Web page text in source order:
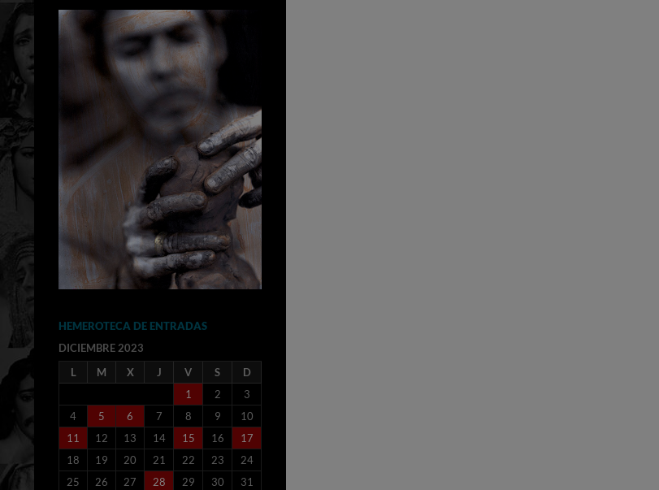
HEMEROTECA DE ENTRADAS
DICIEMBRE 2023
L
M X J V S
D
1
2
3
4
5 6 7 8 9
10
11
12 13 14 15 16
17
18
19 20 21 22 23
24
25
26 27 28 29 30
31